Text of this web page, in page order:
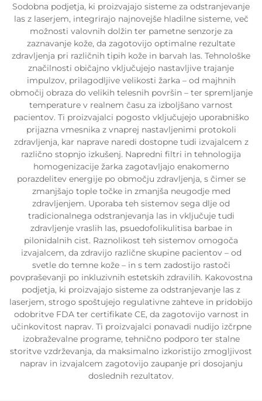
Sodobna podjetja, ki proizvajajo sisteme za odstranjevanje
las z laserjem, integrirajo najnovejše hladilne sisteme, več
možnosti valovnih dolžin ter pametne senzorje za
zaznavanje kože, da zagotovijo optimalne rezultate
zdravljenja pri različnih tipih kože in barvah las. Tehnološke
značilnosti običajno vključujejo nastavljive trajanje
impulzov, prilagodljive velikosti žarka – od majhnih
območij obraza do velikih telesnih površin – ter spremljanje
temperature v realnem času za izboljšano varnost
pacientov. Ti proizvajalci pogosto vključujejo uporabniško
prijazna vmesnika z vnaprej nastavljenimi protokoli
zdravljenja, kar naprave naredi dostopne tudi izvajalcem z
različno stopnjo izkušenj. Napredni filtri in tehnologija
homogenizacije žarka zagotavljajo enakomerno
porazdelitev energije po območju zdravljenja, s čimer se
zmanjšajo tople točke in zmanjša neugodje med
zdravljenjem. Uporaba teh sistemov sega dlje od
tradicionalnega odstranjevanja las in vključuje tudi
zdravljenje vraslih las, psuedofolikulitisa barbae in
pilonidalnih cist. Raznolikost teh sistemov omogoča
izvajalcem, da zdravijo različne skupine pacientov – od
svetle do temne kože – in s tem zadostijo rastoči
povpraševanji po inkluzivnih estetskih zdravilih. Kakovostna
podjetja, ki proizvajajo sisteme za odstranjevanje las z
laserjem, strogo spoštujejo regulativne zahteve in pridobijo
odobritve FDA ter certifikate CE, da zagotovijo varnost in
učinkovitost naprav. Ti proizvajalci ponavadi nudijo izčrpne
izobraževalne programe, tehnično podporo ter stalne
storitve vzdrževanja, da maksimalno izkoristijo zmogljivost
naprav in izvajalcem zagotovijo zaupanje pri dosojanju
doslednih rezultatov.